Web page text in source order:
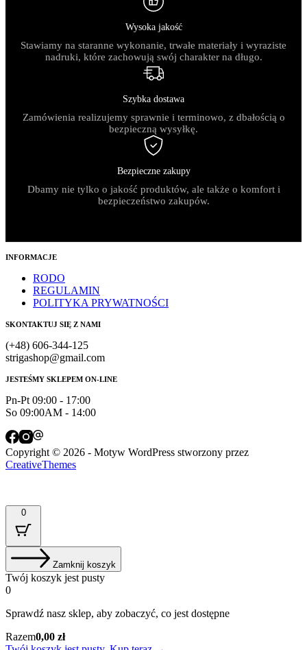
Wysoka jakość
Stawiamy na staranne wykonanie, trwałe materiały i wyraziste
nadruki, które zachowują swój charakter na długo.
Szybka dostawa
Zamówienia realizujemy sprawnie i terminowo, z dbałością o
bezpieczną wysyłkę.
Bezpieczne zakupy
Dbamy nie tylko o jakość produktów, ale także o komfort i
bezpieczeństwo zakupów.
INFORMACJE
RODO
REGULAMIN
POLITYKA PRYWATNOŚCI
SKONTAKTUJ SIĘ Z NAMI
(+48) 606-344-125
strigashop@gmail.com
JESTEŚMY SKLEPEM ON-LINE
Pn-Pt 09:00 - 17:00
So 09:00AM - 14:00
Copyright © 2026 - Motyw WordPress stworzony przez
CreativeThemes
0
Zamknij koszyk
Twój koszyk jest pusty
0
Sprawdź nasz sklep, aby zobaczyć, co jest dostępne
Suma
Razem0,00 zł